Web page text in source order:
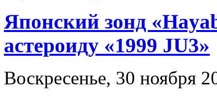
Японский зонд
астероиду «1999 JU3»
Воскресенье, 30 ноября